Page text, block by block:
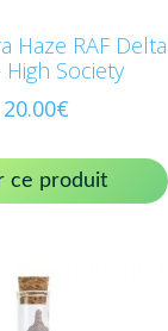
Haze RAF Delta
High Society
20.00€
ce produit